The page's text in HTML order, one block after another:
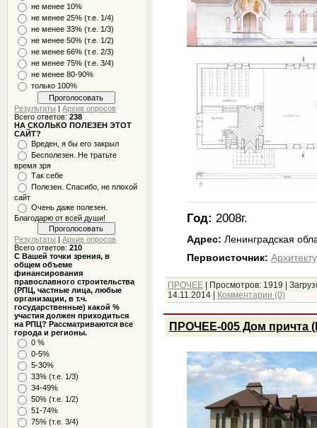
не менее 10%
не менее 25% (т.е. 1/4)
не менее 33% (т.е. 1/3)
не менее 50% (т.е. 1/2)
не менее 66% (т.е. 2/3)
не менее 75% (т.е. 3/4)
не менее 80-90%
только 100%
Результаты |Архив опросов
Всего ответов:238
НА СКОЛЬКО ПОЛЕЗЕН ЭТОТ
САЙТ?
Вреден, я бы его закрыл
Бесполезен. Не тратьте
время зря
Так себе
Полезен. Спасибо, не плохой
сайт
Очень даже полезен.
Благодарю от всей души!
Результаты |Архив опросов
Всего ответов:210
С Вашей точки зрения, в
общем объеме
финансирования
православного строительства
(РПЦ, частные лица, любые
организации, в т.ч.
государственные) какой %
участия должен приходиться
на РПЦ? Рассматриваются все
города и регионы.
0 %
0-5%
5-30%
33% (т.е. 1/3)
34-49%
50% (т.е. 1/2)
51-74%
75% (т.е. 3/4)
Год: 2008г.
Адрес: Ленинградская
Первоисточник:
ПРОЧЕЕ| Просмотров: 1919
14.11.2014
Комментарии (0)
ПРОЧЕЕ-005 Дом причта